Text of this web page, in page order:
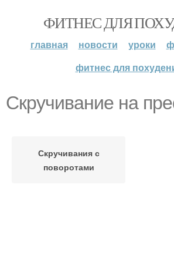
ФИТНЕС ДЛЯ
главная новости уроки
фитнес для
Скручивание на
Скручивания с
поворотами